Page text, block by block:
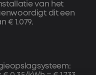
van het
dit een
€ 1.079.